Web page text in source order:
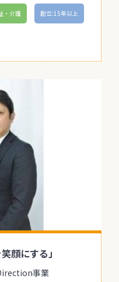
・介護 創立:15年以上
顔にする」
事業